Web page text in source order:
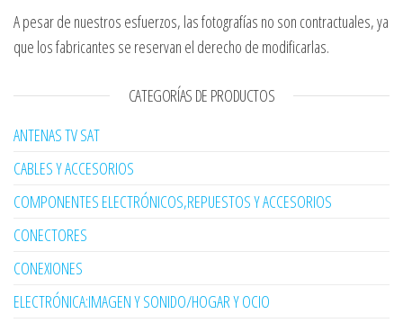
A pesar de nuestros esfuerzos, las fotografías no son contractuales, ya
que los fabricantes se reservan el derecho de modificarlas.
CATEGORÍAS DE PRODUCTOS
ANTENAS TV SAT
CABLES Y ACCESORIOS
COMPONENTES ELECTRÓNICOS,REPUESTOS Y ACCESORIOS
CONECTORES
CONEXIONES
ELECTRÓNICA:IMAGEN Y SONIDO/HOGAR Y OCIO